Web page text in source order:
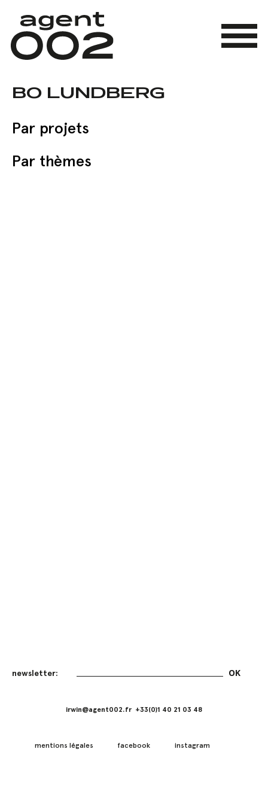
main
content
Menu
BO LUNDBERG
Par projets
Par thèmes
irwin@agent002.fr +33(0)1 40 21 03 48
mentions légales facebook instagram